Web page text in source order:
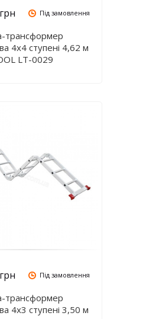
грн Під замовлення
трансформер
4х4 ступені 4,62 м
LT-0029
грн Під замовлення
трансформер
4х3 ступені 3,50 м